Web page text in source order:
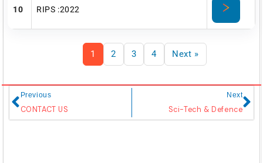
10 RIPS :2022
1 2 3 4 Next »
Prev
Previous
CONTACT US
Next
Sci-Tech & Defence